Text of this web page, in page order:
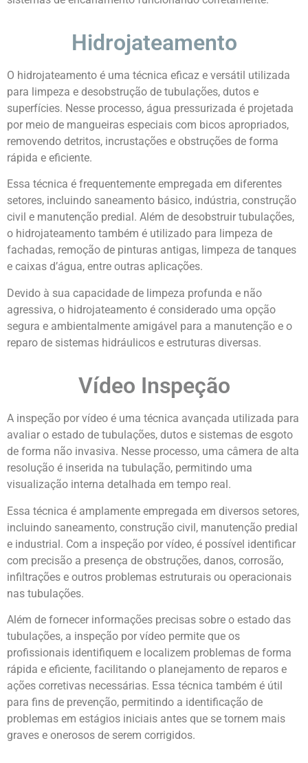
Hidrojateamento
O hidrojateamento é uma técnica eficaz e versátil utilizada
para limpeza e desobstrução de tubulações, dutos e
superfícies. Nesse processo, água pressurizada é projetada
por meio de mangueiras especiais com bicos apropriados,
removendo detritos, incrustações e obstruções de forma
rápida e eficiente.
Essa técnica é frequentemente empregada em diferentes
setores, incluindo saneamento básico, indústria, construção
civil e manutenção predial. Além de desobstruir tubulações,
o hidrojateamento também é utilizado para limpeza de
fachadas, remoção de pinturas antigas, limpeza de tanques
e caixas d’água, entre outras aplicações.
Devido à sua capacidade de limpeza profunda e não
agressiva, o hidrojateamento é considerado uma opção
segura e ambientalmente amigável para a manutenção e o
reparo de sistemas hidráulicos e estruturas diversas.
Vídeo Inspeção
A inspeção por vídeo é uma técnica avançada utilizada para
avaliar o estado de tubulações, dutos e sistemas de esgoto
de forma não invasiva. Nesse processo, uma câmera de alta
resolução é inserida na tubulação, permitindo uma
visualização interna detalhada em tempo real.
Essa técnica é amplamente empregada em diversos setores,
incluindo saneamento, construção civil, manutenção predial
e industrial. Com a inspeção por vídeo, é possível identificar
com precisão a presença de obstruções, danos, corrosão,
infiltrações e outros problemas estruturais ou operacionais
nas tubulações.
Além de fornecer informações precisas sobre o estado das
tubulações, a inspeção por vídeo permite que os
profissionais identifiquem e localizem problemas de forma
rápida e eficiente, facilitando o planejamento de reparos e
ações corretivas necessárias. Essa técnica também é útil
para fins de prevenção, permitindo a identificação de
problemas em estágios iniciais antes que se tornem mais
graves e onerosos de serem corrigidos.